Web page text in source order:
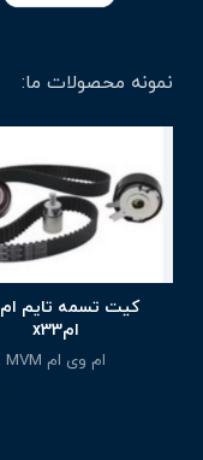
نمونه محصولات ما:
کیت تسمه تایم
امx33
ام وی ام MVM